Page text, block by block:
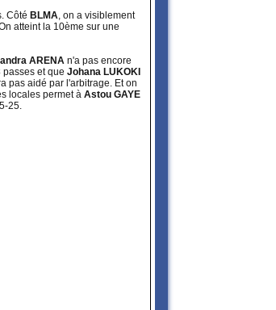
Côté BLMA, on a visiblement
atteint la 10ème sur une
ARENA n'a pas encore
et que Johana LUKOKI
pas aidé par l'arbitrage. Et on
locales permet à Astou GAYE
25.